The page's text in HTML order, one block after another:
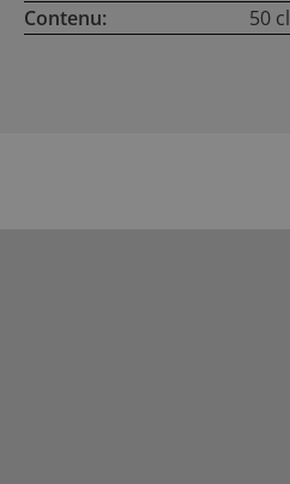
Contenu: 50 cl